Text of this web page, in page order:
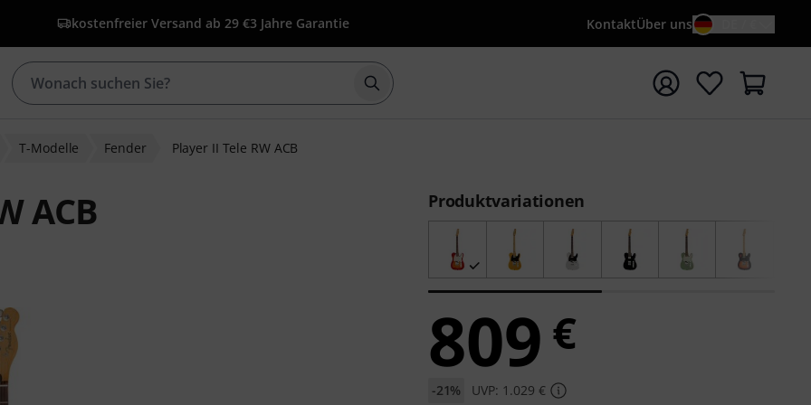
kostenfreier Versand ab 29 €3 Jahre Garantie KontaktÜber uns
Suche mit Suchwort {searchTerm} starten
T-Modelle Fender Player II Tele RW ACB
ACB Produktvariationen
809 €
-21% UVP: 1.029 €